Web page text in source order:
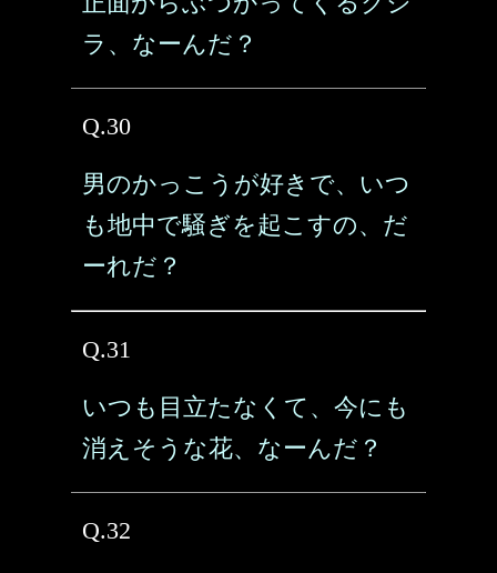
ラ、なーんだ？
Q.30
男のかっこうが好きで、いつ
も地中で騒ぎを起こすの、だ
ーれだ？
Q.31
いつも目立たなくて、今にも
消えそうな花、なーんだ？
Q.32